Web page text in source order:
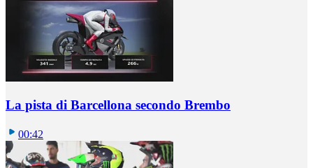
La pista di Barcellona secondo Brembo
00:42